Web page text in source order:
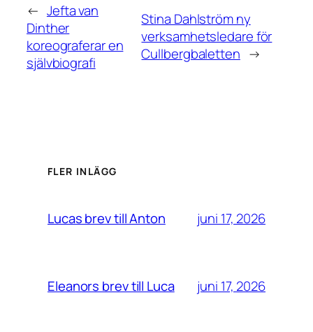
← Jefta van
Dinther
koreograferar en
självbiografi
Stina Dahlström ny
verksamhetsledare för
Cullbergbaletten →
FLER INLÄGG
Lucas brev till Anton juni 17, 2026
Eleanors brev till Luca juni 17, 2026